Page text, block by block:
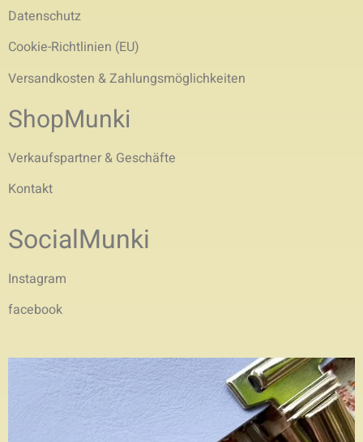
Datenschutz
Cookie-Richtlinien (EU)
Versandkosten & Zahlungsmöglichkeiten
ShopMunki
Verkaufspartner & Geschäfte
Kontakt
SocialMunki
Instagram
facebook